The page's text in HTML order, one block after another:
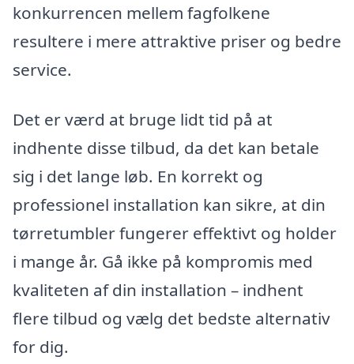
konkurrencen mellem fagfolkene
resultere i mere attraktive priser og bedre
service.
Det er værd at bruge lidt tid på at
indhente disse tilbud, da det kan betale
sig i det lange løb. En korrekt og
professionel installation kan sikre, at din
tørretumbler fungerer effektivt og holder
i mange år. Gå ikke på kompromis med
kvaliteten af din installation – indhent
flere tilbud og vælg det bedste alternativ
for dig.